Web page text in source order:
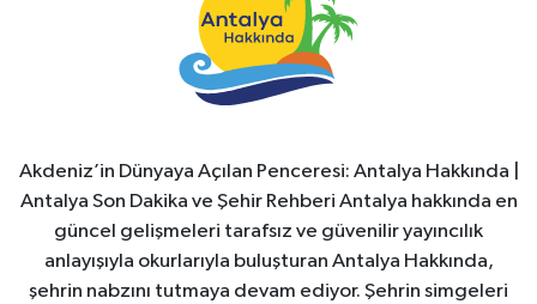
Akdeniz’in Dünyaya Açılan Penceresi: Antalya Hakkında |
Antalya Son Dakika ve Şehir Rehberi Antalya hakkında en
güncel gelişmeleri tarafsız ve güvenilir yayıncılık
anlayışıyla okurlarıyla buluşturan Antalya Hakkında,
şehrin nabzını tutmaya devam ediyor. Şehrin simgeleri